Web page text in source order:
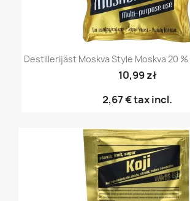
Destillerijäst Moskva Style Moskva 20 %
10,99 zł
2,67 €tax incl.